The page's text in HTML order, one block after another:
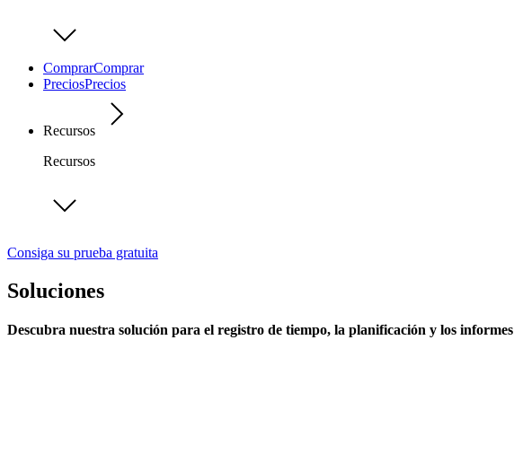
ComprarComprar
PreciosPrecios
Recursos
Recursos
Consiga su prueba gratuita
Soluciones
Descubra nuestra solución para el registro de tiempo, la planificación y los informes